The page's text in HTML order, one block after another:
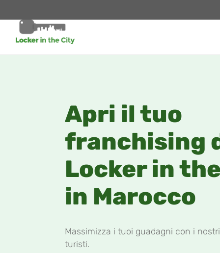
Apri il tuo
franchising
Locker in
in Marocco
Massimizza i tuoi guadagni con i
turisti.